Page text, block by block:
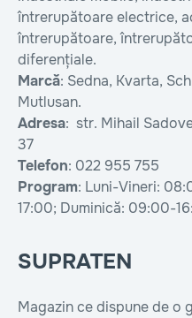
întrerupătoare electrice,
întrerupătoare,
diferențiale.
Marcă: Sedna, Kvarta,
Mutlusan.
Adresa: str. Mihail
37
Telefon: 022 955 755
Program: Luni-Vineri:
17:00; Duminică: 09:00-
SUPRATEN
Magazin ce dispune de o